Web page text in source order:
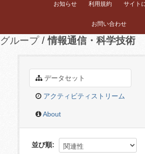
お知らせ 利用規約 サイト
お問い合わせ
グループ 情報通信・科学技術
データセット
アクティビティストリーム
About
並び順